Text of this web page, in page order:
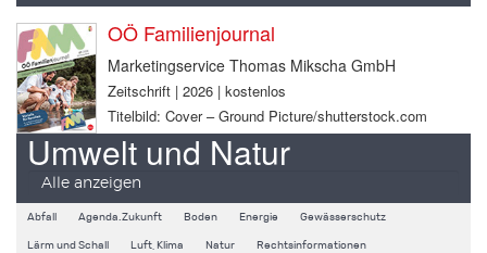
OÖ Familienjournal
Marketingservice Thomas Mikscha GmbH
Zeitschrift | 2026 | kostenlos
Titelbild: Cover – Ground Picture/shutterstock.com
Umwelt und Natur
Alle anzeigen
Abfall Agenda.Zukunft Boden Energie Gewässerschutz
Lärm und Schall Luft, Klima Natur Rechtsinformationen